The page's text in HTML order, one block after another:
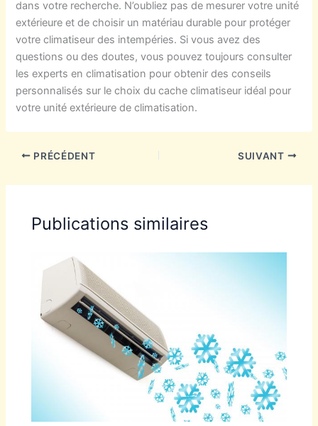
dans votre recherche. N’oubliez pas de mesurer votre unité
extérieure et de choisir un matériau durable pour protéger
votre climatiseur des intempéries. Si vous avez des
questions ou des doutes, vous pouvez toujours consulter
les experts en climatisation pour obtenir des conseils
personnalisés sur le choix du cache climatiseur idéal pour
votre unité extérieure de climatisation.
PRÉCÉDENT SUIVANT
Publications similaires